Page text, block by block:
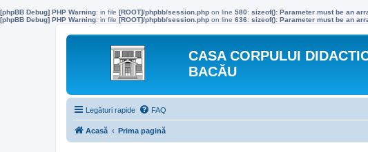
[phpBB Debug] PHP Warning: in file [ROOT]/phpbb/session.php on line 580: sizeof(): Parameter must be an
[phpBB Debug] PHP Warning: in file [ROOT]/phpbb/session.php on line 636: sizeof(): Parameter must be an
CASA CORPULUI
BACĂU
Legături rapide FAQ
Acasă Prima pagină